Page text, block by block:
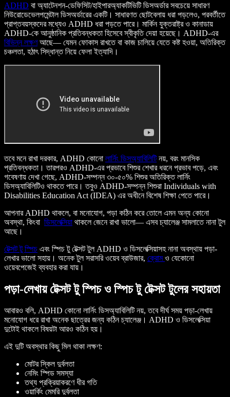
ADHD বা অ্যাটেনশন-ডেফিসিট/হাইপারঅ্যাকটিভিটি ডিসঅর্ডার সবচেয়ে সাধারণ
নিউরোডেভেলপমেন্টাল ডিসঅর্ডারের একটি। সাধারণত ছোটবেলায় ধরা পড়লেও, পরবর্তীতে
প্রাপ্তবয়স্কদের মধ্যেও ADHD ধরা পড়তে পারে। মার্কিন যুক্তরাষ্ট্র ও কানাডায়
ADHD-কে আনুষ্ঠানিক প্রতিবন্ধকতা হিসেবে স্বীকৃতি দেয়া হয়েছে। ADHD-এর
বিভিন্ন লক্ষণআছে— যেমন ফোকাস রাখতে বা কাজ চালিয়ে যেতে কষ্ট হওয়া, অতিরিক্ত
চঞ্চলতা, হঠাৎ সিদ্ধান্ত নিয়ে ফেলা ইত্যাদি।
তবে মনে রাখা দরকার, ADHD কোনো লার্নিং ডিসঅ্যাবিলিটিনয়, বরং মানসিক
প্রতিবন্ধকতা। তারপরও ADHD-এর প্রভাবে শিশুর শেখার ধরনে প্রভাব পড়ে, এবং
গবেষণায় দেখা গেছে, ADHD-সম্পন্ন ৩০-৫০% শিশুর অতিরিক্ত লার্নিং
ডিসঅ্যাবিলিটিও থাকতে পারে। তবুও ADHD-সম্পন্ন শিশুরা Individuals with
Disabilities Education Act (IDEA) এর অধীনে বিশেষ শিক্ষা পেতে পারে।
আপনার ADHD থাকলে, বা মনোযোগ, পড়া কঠিন করে তোলে এমন অন্য কোনো
অবস্থা, কিংবা ডিসলেক্সিয়া থাকলে জেনে রাখা ভালো— এসব চ্যালেঞ্জ সামলাতে নানা টুল
আছে।
টেক্সট টু স্পিচ এবং স্পিচ টু টেক্সট টুল ADHD ও ডিসলেক্সিয়াসহ নানা অবস্থায় পড়া-
লেখার ভালো সহায়। অনেক টুল সরাসরি ওয়েব ব্রাউজার, ক্রোমও যেকোনো
ওয়েবপেজেই ব্যবহার করা যায়।
পড়া-লেখায় টেক্সট টু স্পিচ ও স্পিচ টু টেক্সট টুলের সহায়তা
আবারও বলি, ADHD কোনো লার্নিং ডিসঅ্যাবিলিটি নয়, তবে দীর্ঘ সময় পড়া-লেখায়
মনোযোগ ধরে রাখা অনেক ছাত্রের জন্য কঠিন চ্যালেঞ্জ। ADHD ও ডিসলেক্সিয়া
দুটোই থাকলে বিষয়টা আরও কঠিন হয়।
এই দুটি অবস্থার কিছু মিল থাকা লক্ষণ:
মোটর স্কিল দুর্বলতা
নেমিং স্পিড সমস্যা
তথ্য প্রক্রিয়াকরণে ধীর গতি
ওয়ার্কিং মেমরি দুর্বলতা